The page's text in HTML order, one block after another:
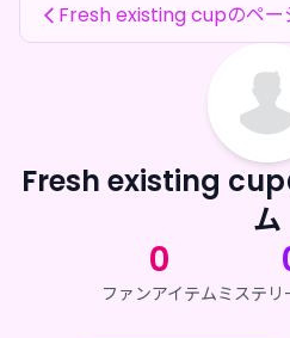
Fresh existing cupのペー
Fresh existing cup
ム
0
ファンアイテムミステ